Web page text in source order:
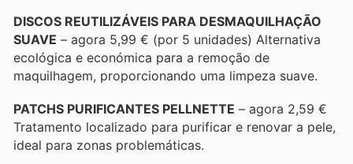
DISCOS REUTILIZÁVEIS PARA DESMAQUILHAÇÃO
SUAVE – agora 5,99 € (por 5 unidades) Alternativa
ecológica e económica para a remoção de
maquilhagem, proporcionando uma limpeza suave.
PATCHS PURIFICANTES PELLNETTE – agora 2,59 €
Tratamento localizado para purificar e renovar a pele,
ideal para zonas problemáticas.